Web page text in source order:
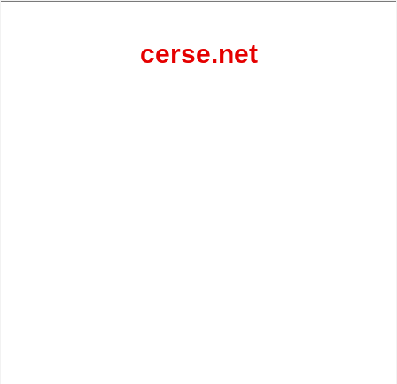
cerse.net